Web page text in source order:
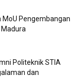
MoU Pengembangan
Politeknik STIA
dan